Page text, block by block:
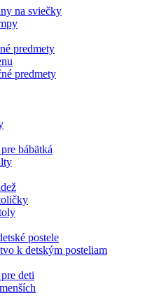
na sviečky
predmety
predmety
bábätká
postele
k detským posteliam
deti